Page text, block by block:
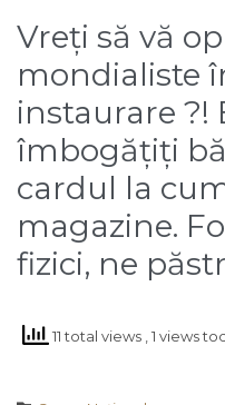
Vreți să vă
mondialiste
instaurare ?!
îmbogățiți
cardul la
magazine.
fizici, ne
11 total views , 1 views